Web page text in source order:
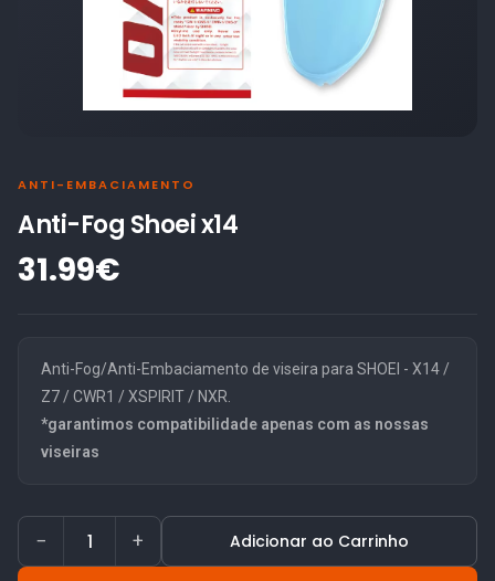
ANTI-EMBACIAMENTO
Anti-Fog Shoei x14
31.99€
Anti-Fog/Anti-Embaciamento de viseira para SHOEI - X14 /
Z7 / CWR1 / XSPIRIT / NXR.
*garantimos compatibilidade apenas com as nossas
viseiras
− + Adicionar ao Carrinho